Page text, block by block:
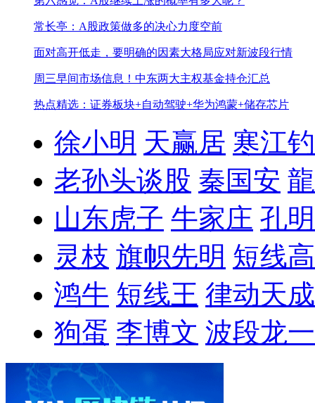
常长亭：A股政策做多的决心力度空前
面对高开低走，要明确的因素大格局应对新波段行情
周三早间市场信息！ 中东两大主权基金持仓汇总
热点精选：证券板块+自动驾驶+华为鸿蒙+储存芯片
徐小明 天赢居 寒江
老孙头谈股 秦国安
山东虎子 牛家庄 孔
灵枝 旗帜先明 短线
鸿牛 短线王 律动天成
狗蛋 李博文 波段龙一